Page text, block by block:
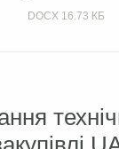
DOCX 16.73 КБ